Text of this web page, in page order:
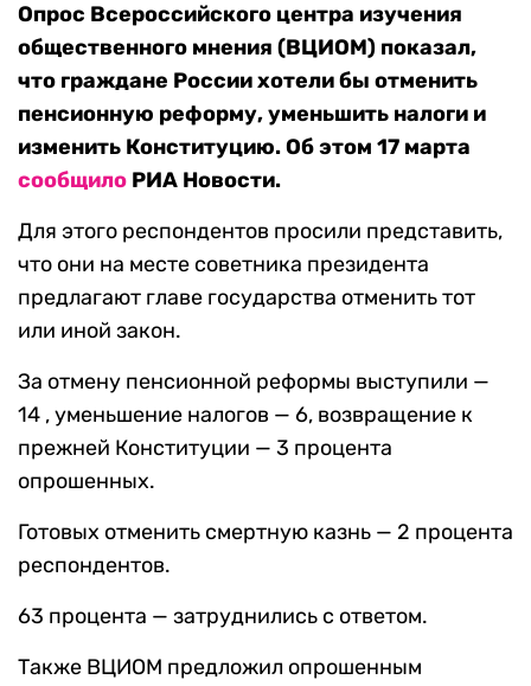
Опрос Всероссийского центра изучения
общественного мнения (ВЦИОМ) показал,
что граждане России хотели бы отменить
пенсионную реформу, уменьшить налоги и
изменить Конституцию. Об этом 17 марта
сообщило РИА Новости.
Для этого респондентов просили представить,
что они на месте советника президента
предлагают главе государства отменить тот
или иной закон.
За отмену пенсионной реформы выступили —
14 , уменьшение налогов — 6, возвращение к
прежней Конституции — 3 процента
опрошенных.
Готовых отменить смертную казнь — 2 процента
респондентов.
63 процента — затруднились с ответом.
Также ВЦИОМ предложил опрошенным